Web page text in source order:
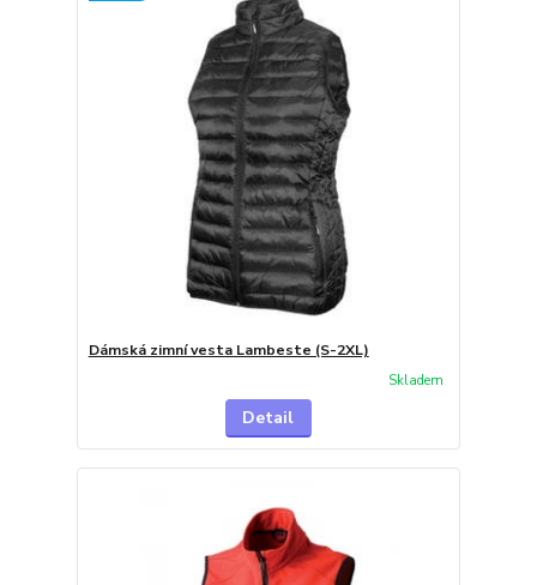
Dámská zimní vesta Lambeste (S-2XL)
Skladem
Detail